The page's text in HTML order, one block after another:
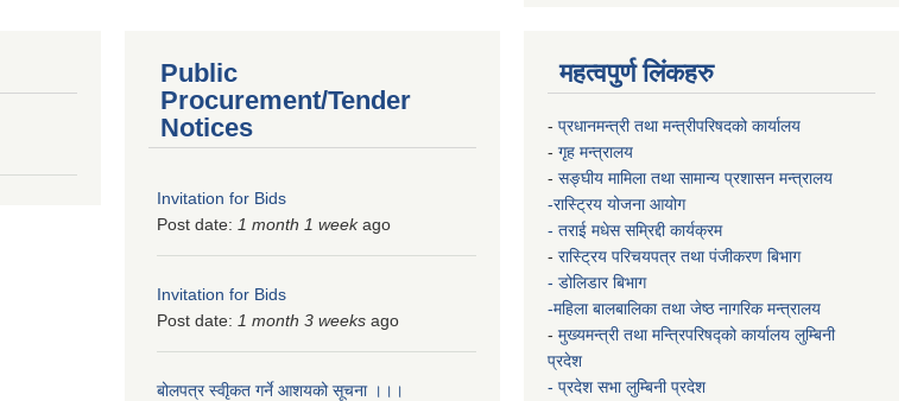
Public
Procurement/Tender
Notices
Invitation for Bids
Post date: 1 month 1 weekago
Invitation for Bids
Post date: 1 month 3 weeks ago
बोलपत्र स्वीृकत गर्ने आशयको सूचना ।।।
महत्वपुर्ण लिंकहरु
- प्रधानमन्त्री तथा मन्त्रीपरिषदको कार्यालय
- गृह मन्त्रालय
- सङ्घीय मामिला तथा सामान्य प्रशासन मन्त्रालय
-रास्ट्रिय योजना आयोग
- तराई मधेस सम्रिद्दी कार्यक्रम
- रास्ट्रिय परिचयपत्र तथा पंजीकरण बिभाग
- डोलिडार बिभाग
-महिला बालबालिका तथा जेष्ठ नागरिक मन्त्रालय
- मुख्यमन्त्री तथा मन्त्रिपरिषद्को कार्यालय लुम्बिनी
प्रदेश
- प्रदेश सभा लुम्बिनी प्रदेश